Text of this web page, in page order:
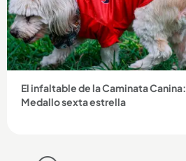
El infaltable de la Caminata Canina:
Medallo sexta estrella